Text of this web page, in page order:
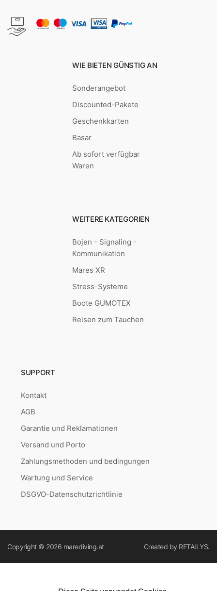
WIE BIETEN GÜNSTIG AN
Sonderangebot
Discounted-Pakete
Geschenkkarten
Basar
Ab sofort verfügbar
Waren
WEITERE KATEGORIEN
Bojen - Signaling -
Kommunikation
Mares XR
Stress-Systeme
Boote GUMOTEX
Reisen zum Tauchen
SUPPORT
Kontakt
AGB
Garantie und Reklamationen
Versand und Porto
Zahlungsmethoden und bedingungen
Wartung und Service
DSGVO-Datenschutzrichtlinie
Copyright © 2026 marediving.at Created by RETAILYS.